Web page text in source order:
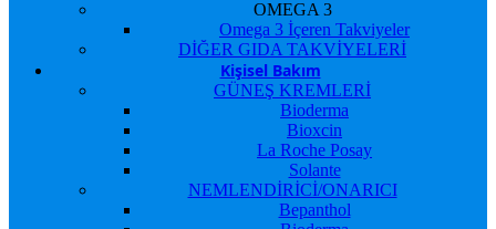
OMEGA 3
Omega 3 İçeren Takviyeler
DİĞER GIDA TAKVİYELERİ
Kişisel Bakım
GÜNEŞ KREMLERİ
Bioderma
Bioxcin
La Roche Posay
Solante
NEMLENDİRİCİ/ONARICI
Bepanthol